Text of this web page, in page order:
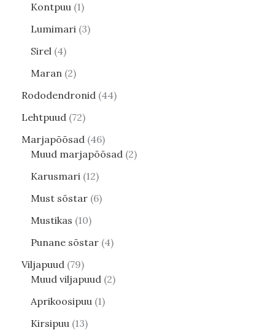
Kontpuu 1
Lumimari 3
Sirel 4
Maran 2
Rododendronid 44
Lehtpuud 72
Marjapõõsad 46
Muud marjapõõsad 2
Karusmari 12
Must sõstar 6
Mustikas 10
Punane sõstar 4
Viljapuud 79
Muud viljapuud 2
Aprikoosipuu 1
Kirsipuu 13